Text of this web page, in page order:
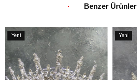
Benzer Ürünler
Yeni
Yeni
Ürün